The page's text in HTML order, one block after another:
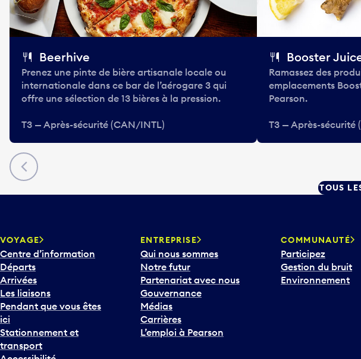
Précédent
Beerhive
Prenez une pinte de bière artisanale locale ou
internationale dans ce bar de l’aérogare 3 qui
offre une sélection de 13 bières à la pression.
T3 — Après-sécurité (CAN/INTL)
Booster
Ramassez des
emplacements
Pearson.
T3 — Après-sécurité
TOUS
VOYAGE
Centre d’information
Départs
Arrivées
Les liaisons
Pendant que vous êtes
ici
Stationnement et
transport
ENTREPRISE
Qui nous sommes
Notre futur
Partenariat avec nous
Gouvernance
Médias
Carrières
L’emploi à Pearson
COMMUNAUTÉ
Participez
Gestion du bruit
Environnement